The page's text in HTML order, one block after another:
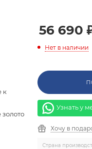
к
золото
56 690
Нет в наличии
Узнать у
Хочу в
Страна